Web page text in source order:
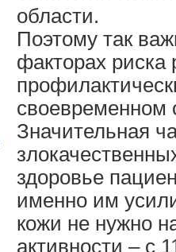
области.
Поэтому так
факторах
Значительная
здоровье
именно им
кожи не нужно
активности – с